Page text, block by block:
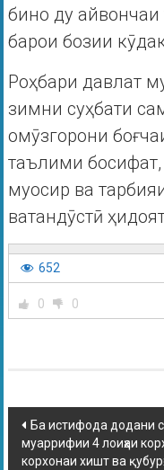
бино ду айвончаи
барои бозии
Роҳбари давлат
зимни суҳбати
омӯзгорони
таълими
муосир ва
ватандӯстӣ
652
0 0
Ба истифода додани
муаррифии 4 лоиҳаи
корхонаи хишт ва